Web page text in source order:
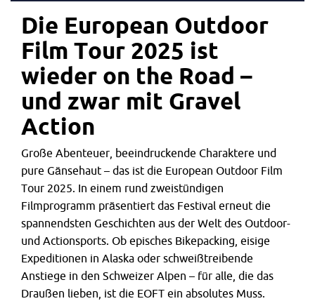
Die European Outdoor
Film Tour 2025 ist
wieder on the Road –
und zwar mit Gravel
Action
Große Abenteuer, beeindruckende Charaktere und
pure Gänsehaut – das ist die European Outdoor Film
Tour 2025. In einem rund zweistündigen
Filmprogramm präsentiert das Festival erneut die
spannendsten Geschichten aus der Welt des Outdoor-
und Actionsports. Ob episches Bikepacking, eisige
Expeditionen in Alaska oder schweißtreibende
Anstiege in den Schweizer Alpen – für alle, die das
Draußen lieben, ist die EOFT ein absolutes Muss.